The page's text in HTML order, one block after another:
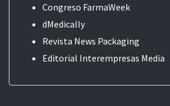
Congreso FarmaWeek
dMedically
Revista News Packaging
Editorial Interempresas Media